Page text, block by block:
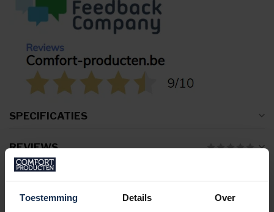
Toestemming Details Over
SPECIFICATIES
REVIEWS